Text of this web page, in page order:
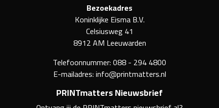
Bezoekadres
Koninklijke Eisma B.V.
Celsiusweg 41
8912 AM Leeuwarden
Telefoonnummer:088 - 294 4800
E-mailadres:info@printmatters.nl
PRINTmatters Nieuwsbrief